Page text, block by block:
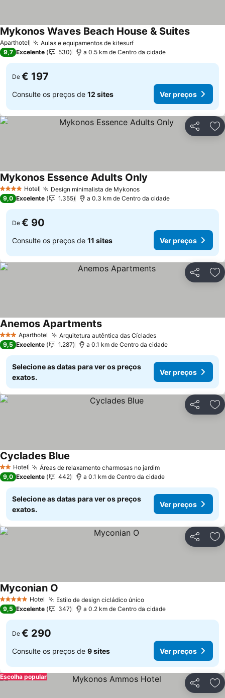
Aparthotel Aulas e equipamentos de kitesurf
Mykonos Waves Beach House & Suites
9,7 Excelente 530 a 0.5 km de Centro da cidade
De € 197
Consulte os preços de 12 sites Ver preços
Partilhar
4 EstrelasHotel Design minimalista de Mykonos
Mykonos Essence Adults Only
9,0 Excelente 1.355 a 0.3 km de Centro da cidade
De € 90
Consulte os preços de 11 sites Ver preços
Partilhar
3 EstrelasAparthotel Arquitetura autêntica das Cíclades
Anemos Apartments
9,5 Excelente 1.287 a 0.1 km de Centro da cidade
Selecione as datas para ver os preços
exatos.
Ver preços
Partilhar
2 Estrelas
Hotel Áreas de relaxamento charmosas no jardim
Cyclades Blue
9,0 Excelente 442 a 0.1 km de Centro da cidade
Selecione as datas para ver os preços
exatos.
Ver preços
Partilhar
5 Estrelas Hotel Estilo de design cicládico único
Myconian O
9,5 Excelente 347 a 0.2 km de Centro da cidade
De € 290
Consulte os preços de 9 sites Ver preços
Partilhar
Escolha popular